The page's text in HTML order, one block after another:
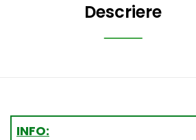
Descriere
INFO: